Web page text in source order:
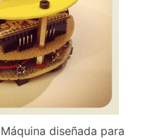
Máquina diseñada para